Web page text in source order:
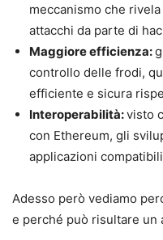
meccanismo che
attacchi da parte di
Maggiore efficienza:
controllo delle frodi,
efficiente e sicura
Interoperabilità:visto
con Ethereum, gli
applicazioni
Adesso però vediamo
e perché può risultare un